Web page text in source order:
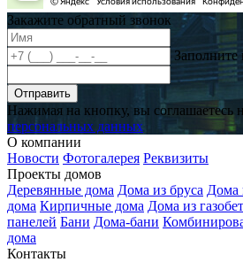
Закажите обратный звонок
Заполните
Отправить
Нажимая на кнопку, вы соглашаетесь
персональных данных
О компании
Новости Фотогалерея Реквизиты
Проекты домов
Деревянные дома Дома из бруса Дома
дома Кирпичные дома Дома из
панелей Бани Дома-бани
дома
Контакты